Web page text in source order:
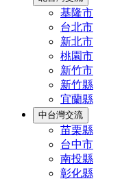
基隆市
台北市
新北市
桃園市
新竹市
新竹縣
宜蘭縣
中台灣交流
苗栗縣
台中市
南投縣
彰化縣